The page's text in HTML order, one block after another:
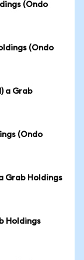
(Ondo
(Ondo
a Grab
(Ondo
Grab Holdings
Holdings